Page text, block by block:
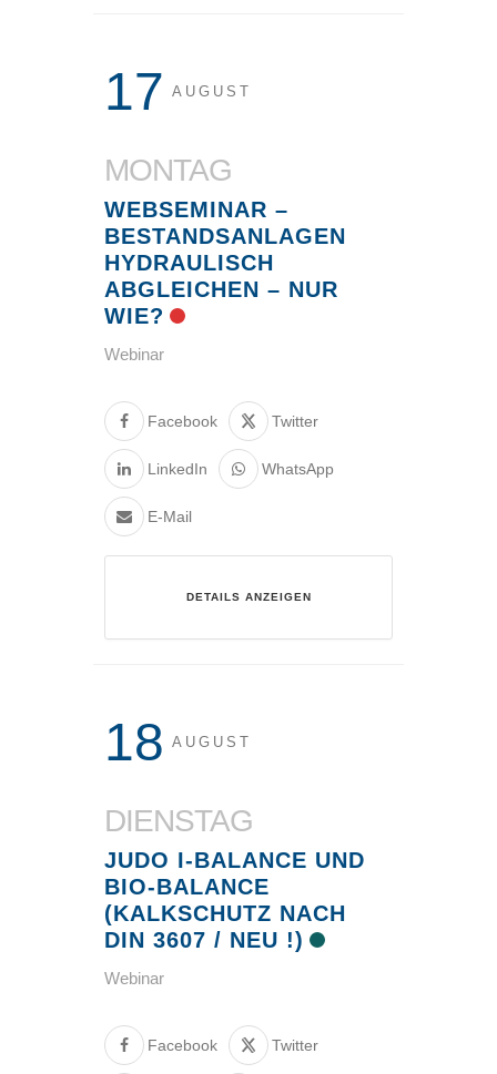
17 AUGUST
MONTAG
WEBSEMINAR –
BESTANDSANLAGEN
HYDRAULISCH
ABGLEICHEN – NUR
WIE?
Webinar
Facebook Twitter
LinkedIn WhatsApp
E-Mail
DETAILS ANZEIGEN
18 AUGUST
DIENSTAG
JUDO I-BALANCE UND
BIO-BALANCE
(KALKSCHUTZ NACH
DIN 3607 / NEU !)
Webinar
Facebook Twitter